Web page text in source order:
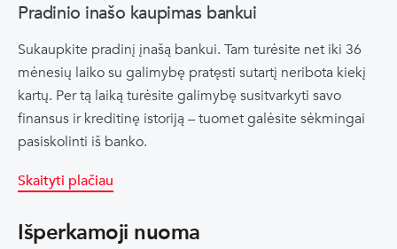
Pradinio inašo kaupimas bankui
Sukaupkite pradinį įnašą bankui. Tam turėsite net iki 36
mėnesių laiko su galimybę pratęsti sutartį neribota kiekį
kartų. Per tą laiką turėsite galimybę susitvarkyti savo
finansus ir kreditinę istoriją – tuomet galėsite sėkmingai
pasiskolinti iš banko.
Skaityti plačiau
Išperkamoji nuoma